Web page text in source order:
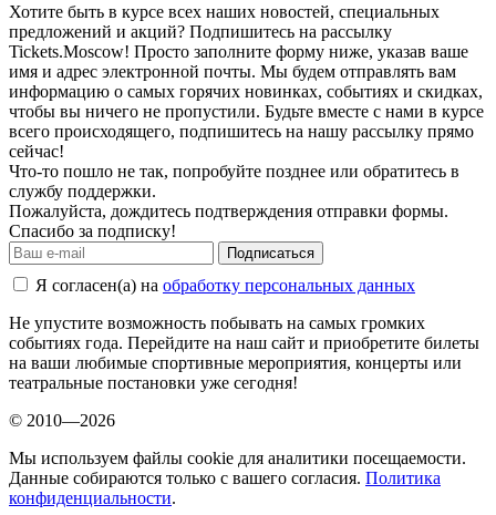
Хотите быть в курсе всех наших новостей, специальных
предложений и акций? Подпишитесь на рассылку
Tickets.Moscow! Просто заполните форму ниже, указав ваше
имя и адрес электронной почты. Мы будем отправлять вам
информацию о самых горячих новинках, событиях и скидках,
чтобы вы ничего не пропустили. Будьте вместе с нами в курсе
всего происходящего, подпишитесь на нашу рассылку прямо
сейчас!
Что-то пошло не так, попробуйте позднее или обратитесь в
службу поддержки.
Пожалуйста, дождитесь подтверждения отправки формы.
Спасибо за подписку!
Подписаться
Я согласен(а) на обработку персональных данных
Не упустите возможность побывать на самых громких
событиях года. Перейдите на наш сайт и приобретите билеты
на ваши любимые спортивные мероприятия, концерты или
театральные постановки уже сегодня!
© 2010—2026
Мы используем файлы cookie для аналитики посещаемости.
Данные собираются только с вашего согласия. Политика
конфиденциальности.